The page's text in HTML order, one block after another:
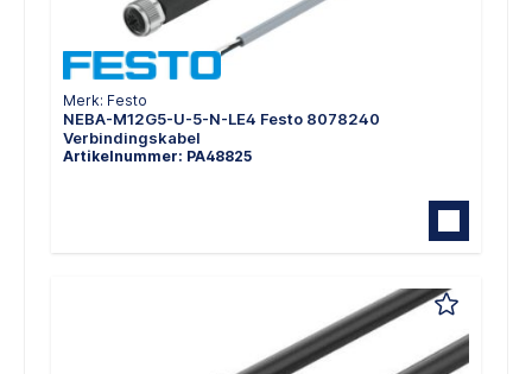
Merk: Festo
NEBA-M12G5-U-5-N-LE4 Festo 8078240
Verbindingskabel
Artikelnummer: PA48825